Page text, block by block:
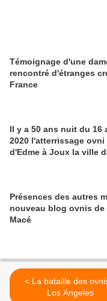
Témoignage d'une
rencontré d'étranges
France
Il y a 50 ans nuit du 16
2020 l'atterrissage ovni
d'Edme à Joux la ville
Présences des autres
nouveau blog ovnis de
Macé
< La bataille des ovnis à
Los Angeles